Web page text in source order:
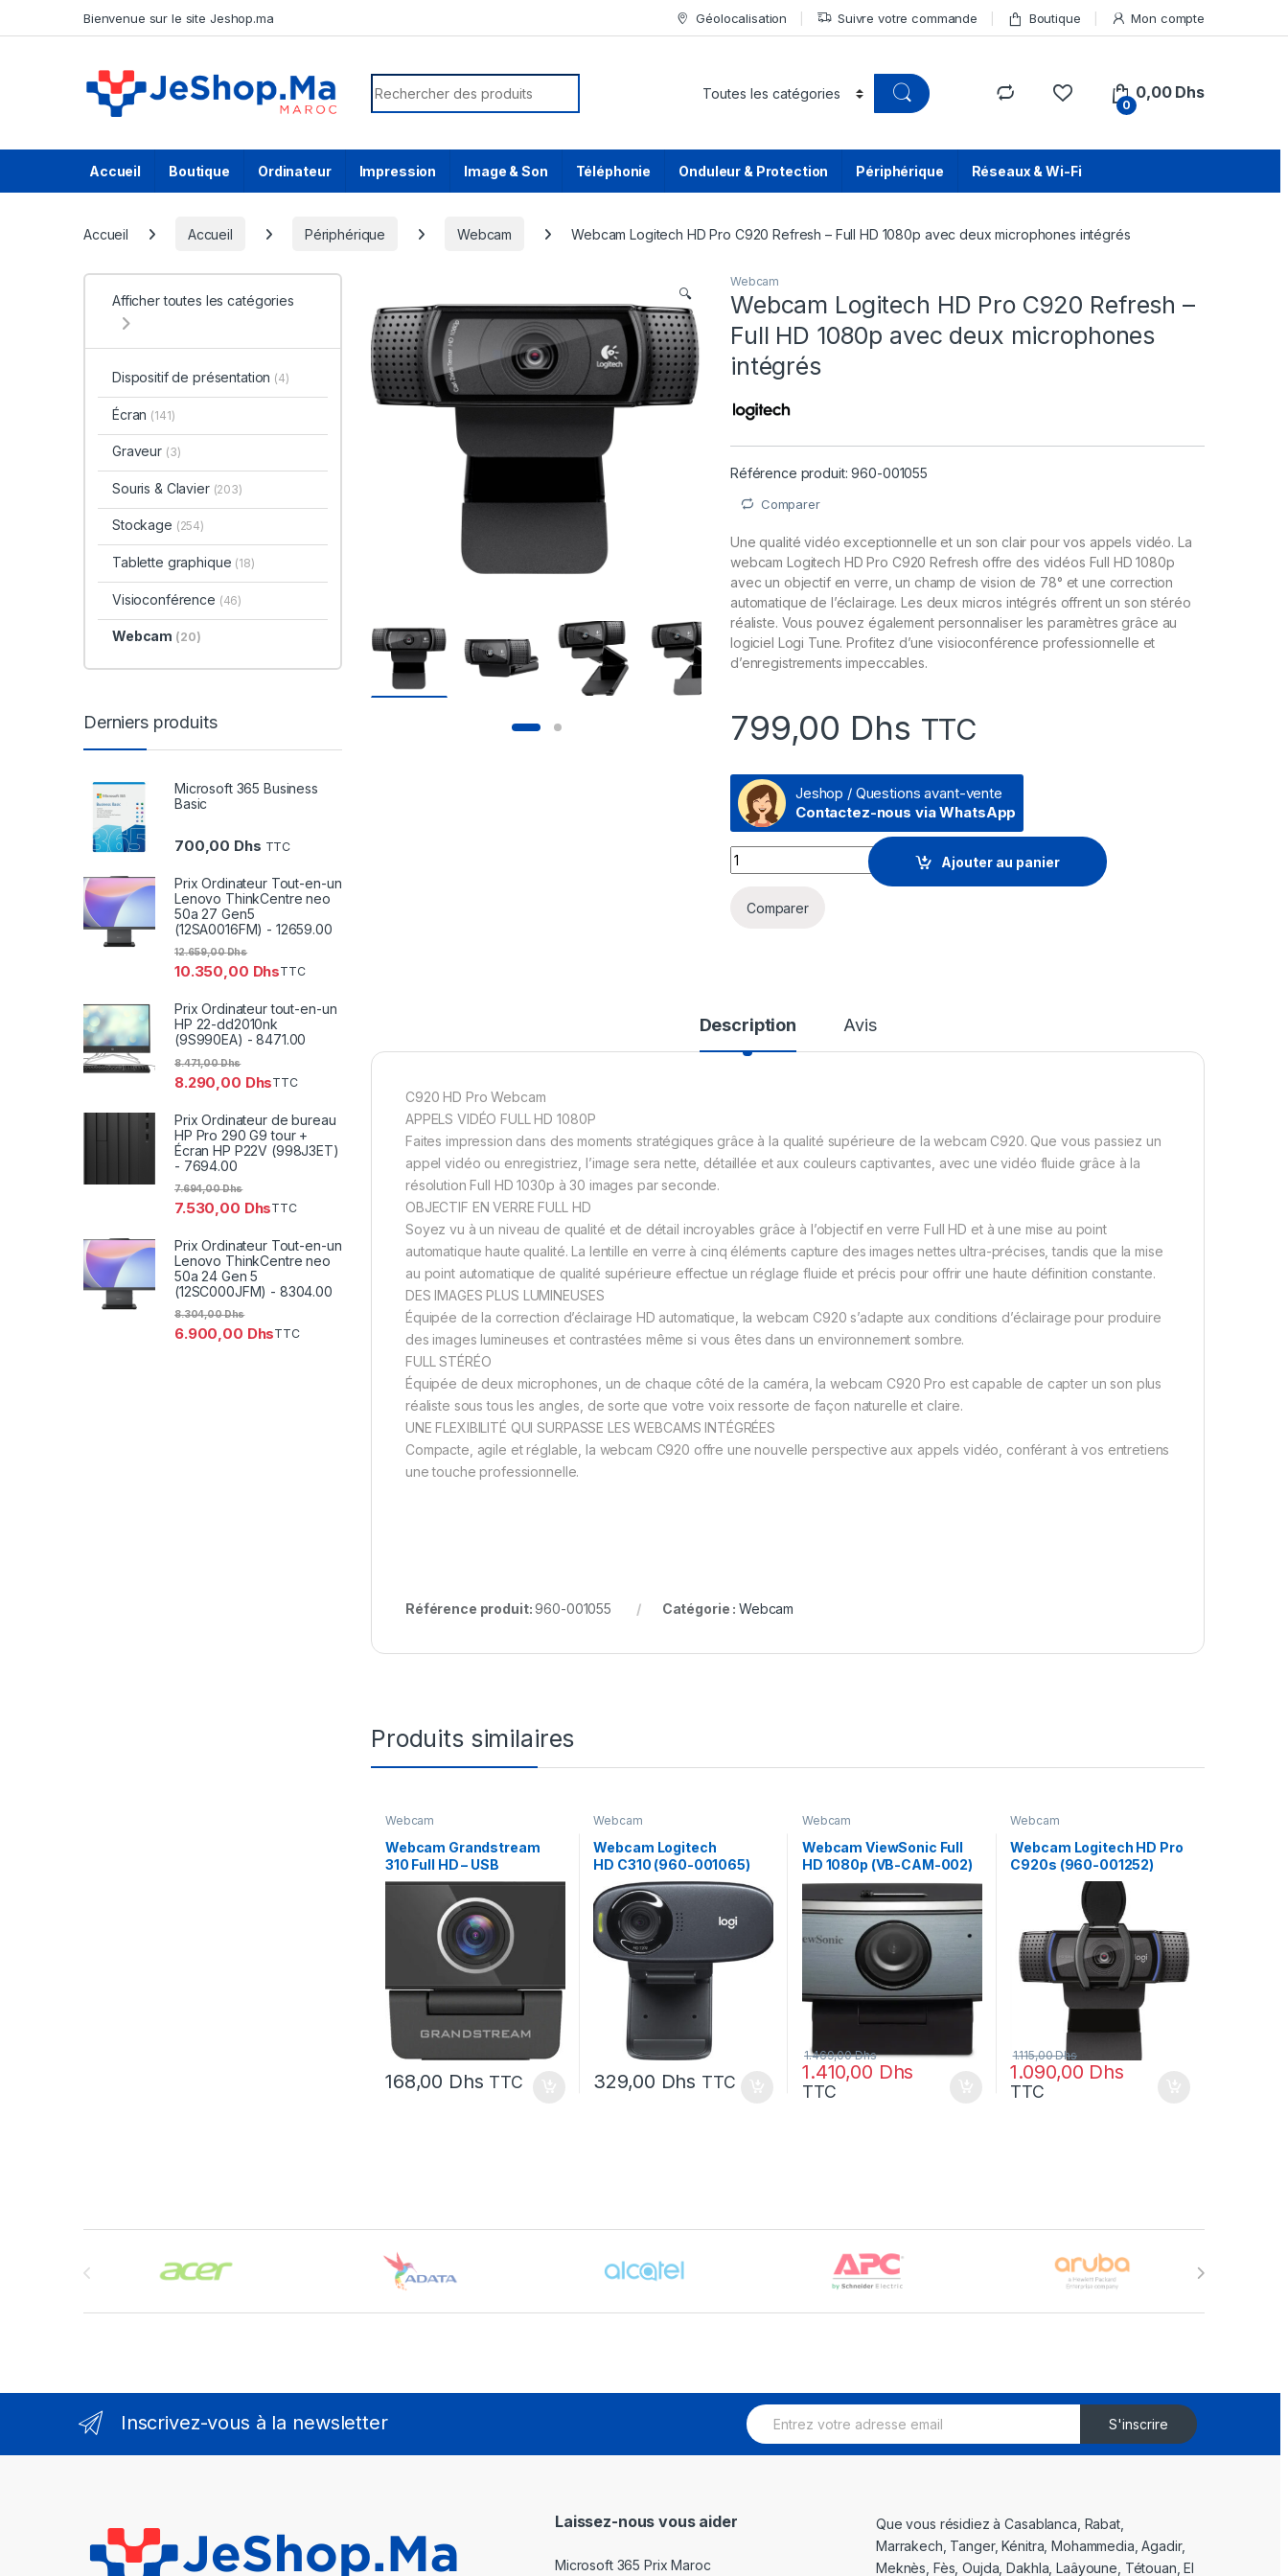
Bienvenue sur le site Jeshop.ma Géolocalisation Suivre votre commande Boutique Mon compte
Search for:
0
0,00 Dhs
Accueil Boutique Ordinateur Impression Image & Son Téléphonie Onduleur & Protection Périphérique Réseaux & Wi-Fi
Accueil Accueil Périphérique Webcam Webcam Logitech HD Pro C920 Refresh – Full HD 1080p avec deux microphones intégrés
🔍
Webcam
Webcam Logitech HD Pro C920 Refresh –
Full HD 1080p avec deux microphones
intégrés
Référence produit: 960-001055
Comparer
Une qualité vidéo exceptionnelle et un son clair pour vos appels vidéo. La
webcam Logitech HD Pro C920 Refresh offre des vidéos Full HD 1080p
avec un objectif en verre, un champ de vision de 78° et une correction
automatique de l’éclairage. Les deux micros intégrés offrent un son stéréo
réaliste. Vous pouvez également personnaliser les paramètres grâce au
logiciel Logi Tune. Profitez d’une visioconférence professionnelle et
d’enregistrements impeccables.
799,00 Dhs TTC
Jeshop / Questions avant-vente
Contactez-nous via WhatsApp
Webcam Logitech HD Pro C920 Refresh - Full HD 1080p avec deux microphones
Ajouter au panier
Comparer
Description Avis
C920 HD Pro Webcam
APPELS VIDÉO FULL HD 1080P
Faites impression dans des moments stratégiques grâce à la qualité supérieure de la webcam C920. Que vous passiez un
appel vidéo ou enregistriez, l’image sera nette, détaillée et aux couleurs captivantes, avec une vidéo fluide grâce à la
résolution Full HD 1030p à 30 images par seconde.
OBJECTIF EN VERRE FULL HD
Soyez vu à un niveau de qualité et de détail incroyables grâce à l’objectif en verre Full HD et à une mise au point
automatique haute qualité. La lentille en verre à cinq éléments capture des images nettes ultra-précises, tandis que la mise
au point automatique de qualité supérieure effectue un réglage fluide et précis pour offrir une haute définition constante.
DES IMAGES PLUS LUMINEUSES
Équipée de la correction d’éclairage HD automatique, la webcam C920 s’adapte aux conditions d’éclairage pour produire
des images lumineuses et contrastées même si vous êtes dans un environnement sombre.
FULL STÉRÉO
Équipée de deux microphones, un de chaque côté de la caméra, la webcam C920 Pro est capable de capter un son plus
réaliste sous tous les angles, de sorte que votre voix ressorte de façon naturelle et claire.
UNE FLEXIBILITÉ QUI SURPASSE LES WEBCAMS INTÉGRÉES
Compacte, agile et réglable, la webcam C920 offre une nouvelle perspective aux appels vidéo, conférant à vos entretiens
une touche professionnelle.
Référence produit:960-001055 Catégorie : Webcam
Produits similaires
Webcam
Webcam Grandstream
310 Full HD – USB
(GUV3100)
168,00 Dhs TTC
Webcam
Webcam Logitech
HD C310 (960-001065)
329,00 Dhs TTC
Webcam
Webcam ViewSonic Full
HD 1080p (VB-CAM-002)
1.410,00 Dhs
1.469,00Dhs
TTC
Webcam
Webcam Logitech HD Pro
C920s (960-001252)
1.090,00 Dhs
1.115,00Dhs
TTC
Afficher toutes les catégories
Dispositif de présentation (4)
Écran (141)
Graveur (3)
Souris & Clavier (203)
Stockage (254)
Tablette graphique (18)
Visioconférence (46)
Webcam (20)
Derniers produits
Microsoft 365 Business
Basic
700,00 Dhs TTC
Prix Ordinateur Tout-en-un
Lenovo ThinkCentre neo
50a 27 Gen5
(12SA0016FM) - 12659.00
10.350,00 Dhs
12.659,00Dhs
TTC
Prix Ordinateur tout-en-un
HP 22-dd2010nk
(9S990EA) - 8471.00
8.290,00 Dhs
8.471,00Dhs
TTC
Prix Ordinateur de bureau
HP Pro 290 G9 tour +
Écran HP P22V (998J3ET)
- 7694.00
7.530,00 Dhs
7.694,00Dhs
TTC
Prix Ordinateur Tout-en-un
Lenovo ThinkCentre neo
50a 24 Gen 5
(12SC000JFM) - 8304.00
6.900,00 Dhs
8.304,00Dhs
TTC
Inscrivez-vous à la newsletter
E
m
S'inscrire
Laissez-nous vous aider
Microsoft 365 Prix Maroc
Que vous résidiez à Casablanca, Rabat,
Marrakech, Tanger, Kénitra, Mohammedia, Agadir,
Meknès, Fès, Oujda, Dakhla, Laâyoune, Tétouan, El